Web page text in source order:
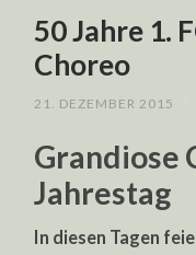
50 Jahre 1.
Choreo
21. DEZEMBER 2015
Grandiose
Jahrestag
In diesen Tagen